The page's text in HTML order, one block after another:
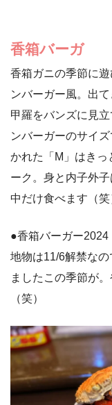
香箱バーガ
香箱ガニの季節に
ンバーガー風。出
甲羅をバンズに見
ンバーガーのサイ
かれた「M」はきっ
ーク。身と内子外
中だけ食べます（笑
●香箱バーガー2024
地物は11/6解禁な
ましたこの季節が
（笑）